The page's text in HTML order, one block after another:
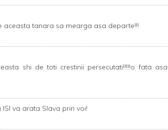
aceasta tanara sa mearga asa departe!!!
shi de toti crestinii persecutati!!!!!o fata asa
va arata Slava prin voi!